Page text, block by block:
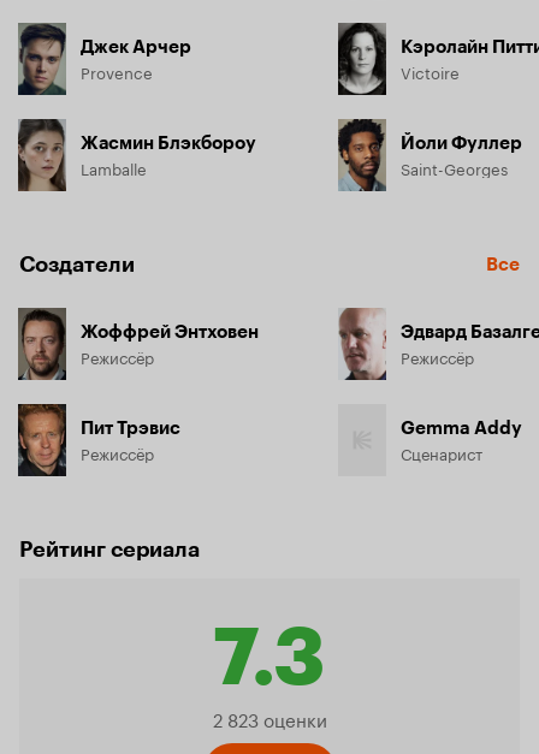
Джек Арчер
Provence
Жасмин Блэкбороу
Lamballe
Кэролайн
Victoire
Йоли Фуллер
Saint-Georges
Создатели Все
Жоффрей Энтховен
Режиссёр
Пит Трэвис
Режиссёр
Эдвард
Режиссёр
Gemma Addy
Сценарист
Рейтинг сериала
7.3
Рейтинг
2 823 оценки